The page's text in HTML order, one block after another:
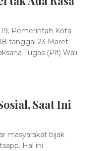
Pemerintah Kota
tanggal 23 Maret
Tugas (Plt) Wali
Saat Ini
masyarakat bijak
Hal ini